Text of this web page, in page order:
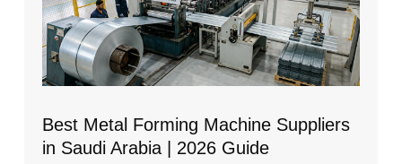
Best Metal Forming Machine Suppliers
in Saudi Arabia | 2026 Guide